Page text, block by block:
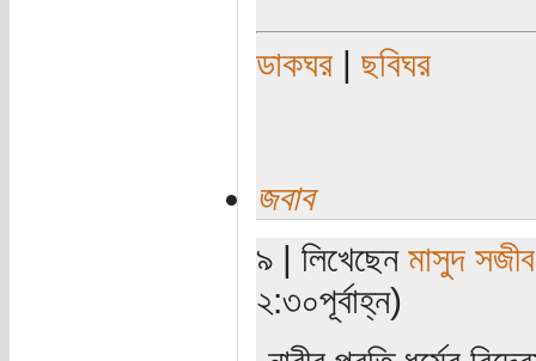
ডাকঘর| ছবিঘর
জবাব
৯ | লিখেছেন মাসুদ সজীব
২:৩০পূর্বাহ্ন)